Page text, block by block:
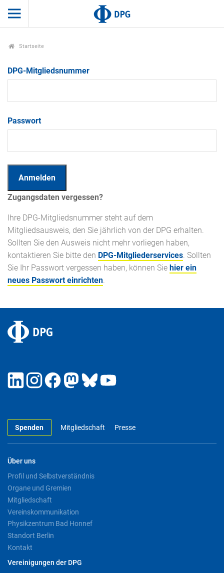
Startseite
DPG-Mitgliedsnummer
Passwort
Zugangsdaten vergessen?
Ihre DPG-Mitgliedsnummer steht auf dem
Mitgliedsausweis, den Sie jährlich von der DPG erhalten.
Sollten Sie den Ausweis nicht mehr vorliegen haben,
kontaktieren Sie bitte den DPG-Mitgliederservices . Sollten
Sie Ihr Passwort vergessen haben, können Sie hier ein
neues Passwort einrichten
Spenden Mitgliedschaft Presse
Über uns
Profil und Selbstverständnis
Organe und Gremien
Mitgliedschaft
Vereinskommunikation
Physikzentrum Bad Honnef
Standort Berlin
Kontakt
Vereinigungen der DPG